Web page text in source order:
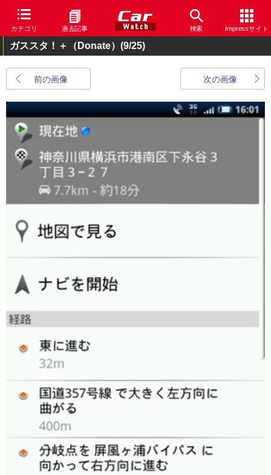
カテゴリ 過去記事 検索 Impressサイト
ガススタ！＋（Donate） (9/25)
前の画像 次の画像